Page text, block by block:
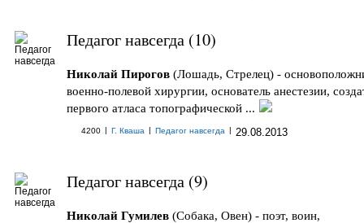
Педагог навсегда (10)
Николай Пирогов (Лошадь, Стрелец) -
военно-полевой хирургии, основатель анестезии,
первого атласа топографической ...
4200 | Г. Кваша | Педагог навсегда | 29.08.2013
Педагог навсегда (9)
Николай Гумилев (Собака, Овен) - поэт, воин,